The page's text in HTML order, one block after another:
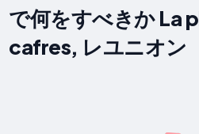
で何をすべきか La
cafres, レユニオン